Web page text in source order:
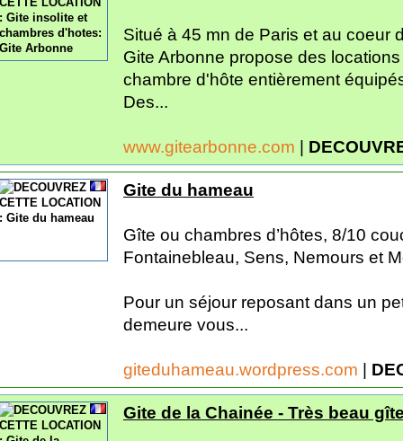
Situé à 45 mn de Paris et au coeur
Gite Arbonne propose des
chambre d'hôte entièrement
Des...
www.gitearbonne.com |
Gite du hameau
Gîte ou chambres d’hôtes, 8/10
Fontainebleau, Sens, Nemours et
Pour un séjour reposant dans un
demeure vous...
giteduhameau.wordpress.com |
Gite de la Chainée - Très beau